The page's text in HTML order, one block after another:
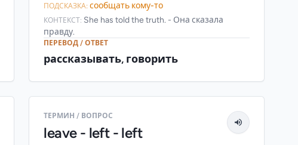
ПОДСКАЗКА: сообщать кому-то
КОНТЕКСТ: She has told the truth. - Она сказала
правду.
ПЕРЕВОД / ОТВЕТ
рассказывать, говорить
ТЕРМИН / ВОПРОС
leave - left - left